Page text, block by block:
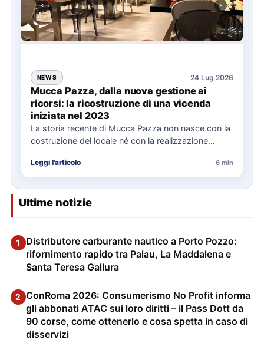
NEWS 24 Lug 2026
Mucca Pazza, dalla nuova gestione ai
ricorsi: la ricostruzione di una vicenda
iniziata nel 2023
La storia recente di Mucca Pazza non nasce con la
costruzione del locale né con la realizzazione
Leggi l'articolo 6 min
Ultime notizie
1
Distributore carburante nautico a Porto Pozzo:
rifornimento rapido tra Palau, La Maddalena e
Santa Teresa Gallura
2 ConRoma 2026: Consumerismo No Profit informa
gli abbonati ATAC sui loro diritti – il Pass Dott da
90 corse, come ottenerlo e cosa spetta in caso di
disservizi